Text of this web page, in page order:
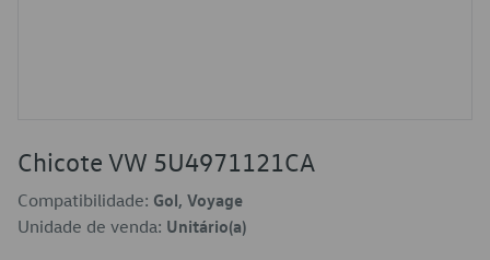
Chicote VW 5U4971121CA
Compatibilidade: Gol, Voyage
Unidade de venda: Unitário(a)